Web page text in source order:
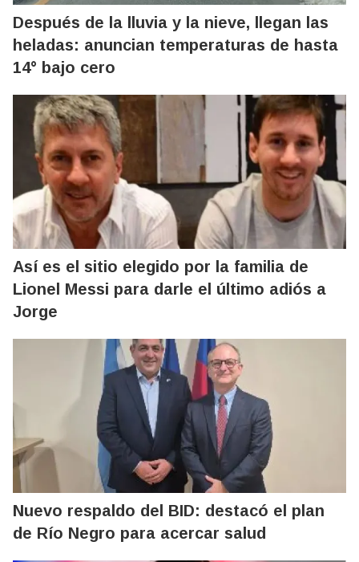
Después de la lluvia y la nieve, llegan las
heladas: anuncian temperaturas de hasta
14° bajo cero
Así es el sitio elegido por la familia de
Lionel Messi para darle el último adiós a
Jorge
Nuevo respaldo del BID: destacó el plan
de Río Negro para acercar salud